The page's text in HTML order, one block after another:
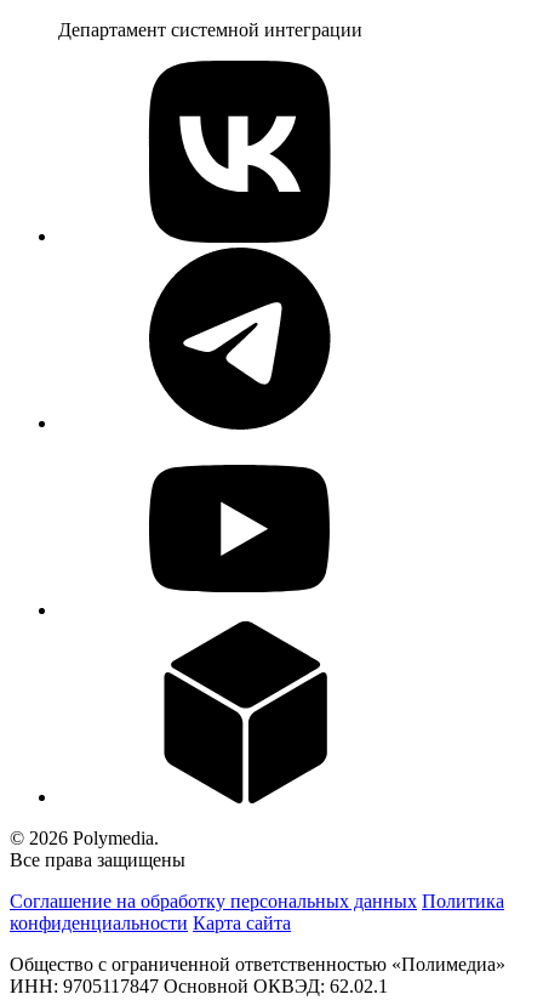
Департамент системной интеграции
© 2026 Polymedia.
Все права защищены
Соглашение на обработку персональных данных Политика
конфиденциальности Карта сайта
Общество с ограниченной ответственностью «Полимедиа»
ИНН: 9705117847 Основной ОКВЭД: 62.02.1